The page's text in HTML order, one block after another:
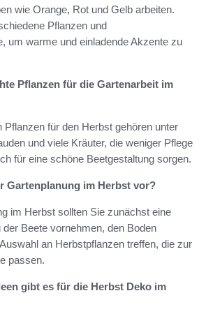
wie Orange, Rot und Gelb arbeiten.
Pflanzen und
um warme und einladende Akzente zu
Pflanzen für die Gartenarbeit im
Pflanzen für den Herbst gehören unter
und viele Kräuter, die weniger Pflege
für eine schöne Beetgestaltung sorgen.
Gartenplanung im Herbst vor?
im Herbst sollten Sie zunächst eine
Beete vornehmen, den Boden
an Herbstpflanzen treffen, die zur
passen.
gibt es für die Herbst Deko im